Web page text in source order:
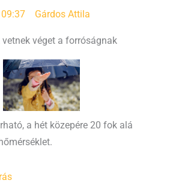
Gárdos Attila
véget a forróságnak
a hét közepére 20 fok alá